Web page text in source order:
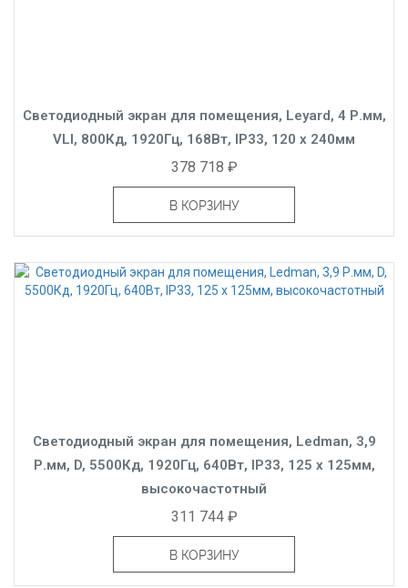
Светодиодный экран для помещения, Leyard, 4 Р.мм,
VLI, 800Кд, 1920Гц, 168Вт, IP33, 120 x 240мм
378 718 ₽
В КОРЗИНУ
Светодиодный экран для помещения, Ledman, 3,9
Р.мм, D, 5500Кд, 1920Гц, 640Вт, IP33, 125 x 125мм,
высокочастотный
311 744 ₽
В КОРЗИНУ